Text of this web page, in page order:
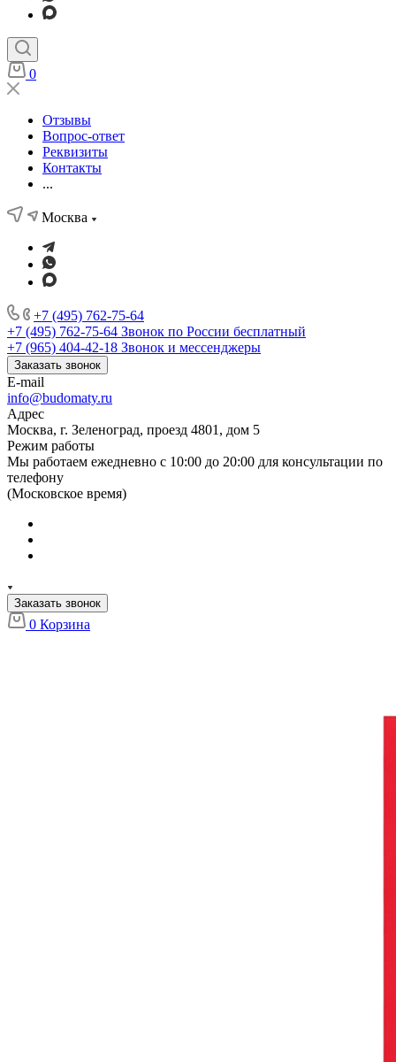
0
Отзывы
Вопрос-ответ
Реквизиты
Контакты
...
Москва
+7 (495) 762-75-64
+7 (495) 762-75-64 Звонок по России бесплатный
+7 (965) 404-42-18 Звонок и мессенджеры
Заказать звонок
E-mail
info@budomaty.ru
Адрес
Москва, г. Зеленоград, проезд 4801, дом 5
Режим работы
Мы работаем ежедневно с 10:00 до 20:00 для консультации по
телефону
(Московское время)
Заказать звонок
0 Корзина